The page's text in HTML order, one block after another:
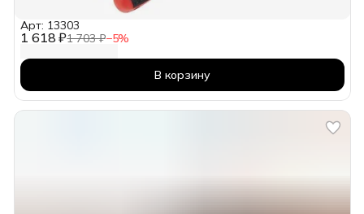
1 618 ₽1 703 ₽−5%
Арт: 13303
В корзину